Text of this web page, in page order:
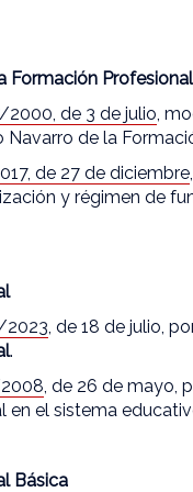
Formación Profesional
de 3 de julio,
Navarro de la
de 27 de diciembre
y régimen de
2023, de 18 de julio,
.
, de 26 de mayo,
en el sistema
Básica